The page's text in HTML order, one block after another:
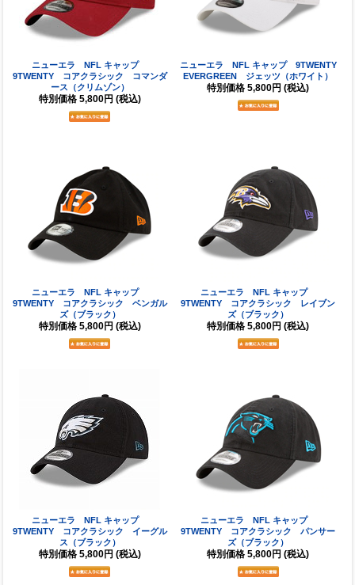
ニューエラ NFL キャップ
9TWENTY コアクラシック コマンダ
ース（クリムゾン）
特別価格 5,800円 (税込)
ニューエラ NFL キャップ 9TWENTY
EVERGREEN ジェッツ（ホワイト）
特別価格 5,800円 (税込)
ニューエラ NFL キャップ
9TWENTY コアクラシック ベンガル
ズ（ブラック）
特別価格 5,800円 (税込)
ニューエラ NFL キャップ
9TWENTY コアクラシック レイブン
ズ（ブラック）
特別価格 5,800円 (税込)
ニューエラ NFL キャップ
9TWENTY コアクラシック イーグル
ス（ブラック）
特別価格 5,800円 (税込)
ニューエラ NFL キャップ
9TWENTY コアクラシック パンサー
ズ（ブラック）
特別価格 5,800円 (税込)